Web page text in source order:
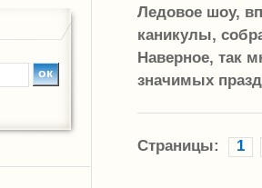
Ледовое шоу,
каникулы,
Наверное, так
значимых
Страницы: 1